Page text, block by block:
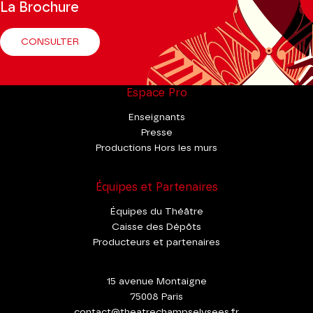
La Brochure
CONSULTER
Espace Pro
Enseignants
Presse
Productions Hors les murs
Équipes et Partenaires
Équipes du Théâtre
Caisse des Dépôts
Producteurs et partenaires
15 avenue Montaigne
75008 Paris